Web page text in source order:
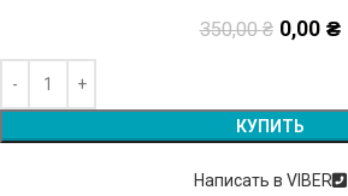
350,00₴ 0,00 ₴
КУПИТЬ
Написать в VIBER